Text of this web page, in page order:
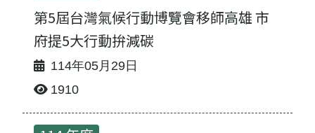
第5屆台灣氣候行動博覽會移師高雄 市
府提5大行動拚減碳
114年05月29日
1910